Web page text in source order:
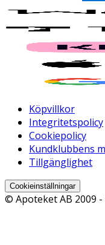
Köpvillkor
Integritetspolicy
Cookiepolicy
Kundklubbens
Tillgänglighet
Cookieinställningar
© Apoteket AB 2009 -